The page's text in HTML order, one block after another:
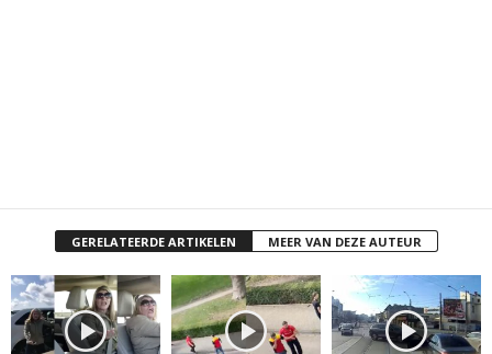
GERELATEERDE ARTIKELEN MEER VAN DEZE AUTEUR